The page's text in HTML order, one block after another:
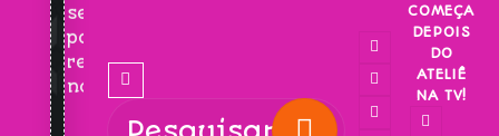
se
para
receber
novidades!
COMEÇA
DEPOIS
DO
ATELIÊ
NA TV!